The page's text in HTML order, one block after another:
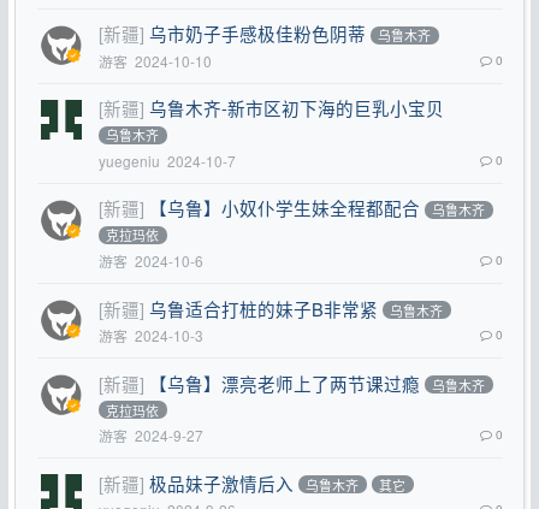
[新疆] 乌市奶子手感极佳粉色阴蒂 乌鲁木齐
游客 2024-10-10 0
[新疆] 乌鲁木齐-新市区初下海的巨乳小宝贝
乌鲁木齐
yuegeniu 2024-10-7 0
[新疆] 【乌鲁】小奴仆学生妹全程都配合
乌鲁木齐
克拉玛依
游客 2024-10-6 0
[新疆] 乌鲁适合打桩的妹子B非常紧 乌鲁木齐
游客 2024-10-3 0
[新疆] 【乌鲁】漂亮老师上了两节课过瘾
乌鲁木齐
克拉玛依
游客 2024-9-27 0
[新疆] 极品妹子激情后入 乌鲁木齐 其它